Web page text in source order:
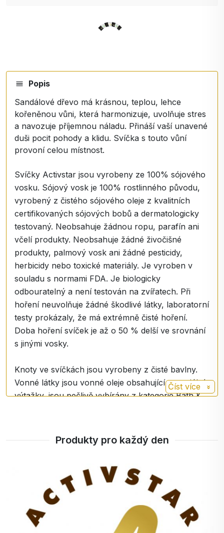
Popis
Sandálové dřevo má krásnou, teplou, lehce
kořeněnou vůni, která harmonizuje, uvolňuje stres
a navozuje příjemnou náladu. Přináší vaší unavené
duši pocit pohody a klidu. Svíčka s touto vůní
provoní celou místnost.
Svíčky Activstar jsou vyrobeny ze 100% sójového
vosku. Sójový vosk je 100% rostlinného původu,
vyrobený z čistého sójového oleje z kvalitních
certifikovaných sójových bobů a dermatologicky
testovaný. Neobsahuje žádnou ropu, parafín ani
včelí produkty. Neobsahuje žádné živočišné
produkty, palmový vosk ani žádné pesticidy,
herbicidy nebo toxické materiály. Je vyroben v
souladu s normami FDA. Je biologicky
odbouratelný a není testován na zvířatech. Při
hoření neuvolňuje žádné škodlivé látky, laboratorní
testy prokázaly, že má extrémně čisté hoření.
Doba hoření svíček je až o 50 % delší ve srovnání
s jinými vosky.
Knoty ve svíčkách jsou vyrobeny z čisté bavlny.
Vonné látky jsou vonné oleje obsahující esenciální
výtažky, jsou pečlivě vybírány z kategorie Bath &
testována a má vlastní certifikát čistoty a kvality
IFRA. Ve svíčkách jsou použity tak, aby byly
nespálila, ale aby se vosk a vůně v průběhu hoření
pouze odpařovaly.
Každý náš výrobek prochází několikatýdenním
testováním stability a bezpečnosti hoření, tyto
Číst více
Produkty pro každý den